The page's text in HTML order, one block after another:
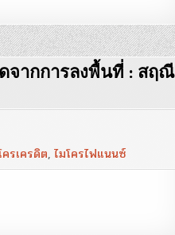
จากการลงพื้นที่ : สฤณี
ครเครดิต, ไมโครไฟแนนซ์